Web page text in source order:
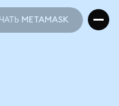
METAMASK